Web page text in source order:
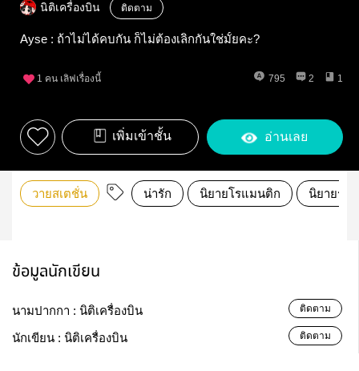
นิติเครื่องบิน ติดตาม
Ayse : ถ้าไม่ได้คบกัน ก็ไม่ต้องเลิกกันใช่มั้ยคะ?
1 คน เลิฟเรื่องนี้ 795 2 1
เพิ่มเข้าชั้น อ่านเลย
วายสเตชั่น น่ารัก นิยายโรแมนติก นิยายรัก
ข้อมูลนักเขียน
นามปากกา : นิติเครื่องบิน ติดตาม
นักเขียน : นิติเครื่องบิน ติดตาม